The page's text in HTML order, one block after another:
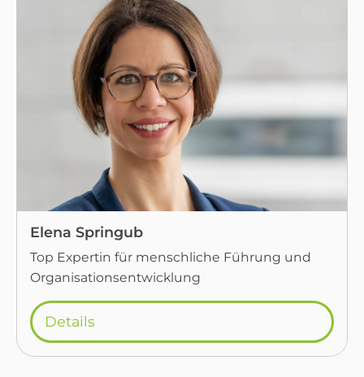
Elena Springub
Top Expertin für menschliche Führung und
Organisationsentwicklung
Details